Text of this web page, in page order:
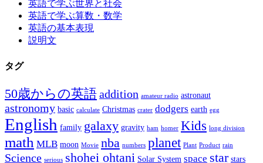
英語で学ぶ世界と社会
英語で学ぶ算数・数学
英語の基本表現
説明文
タグ
50歳からの英語addition amateur radio astronaut
astronomy basic calculate Christmas crater dodgers earth egg
English family galaxy gravity ham homer Kids long division
math MLB moon Movie nba numbers planet Plant Product rain
Science serious shohei ohtani Solar System space star stars